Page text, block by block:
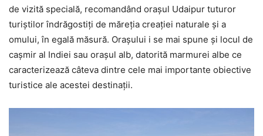
de vizită specială, recomandând orașul Udaipur tuturor
turiștilor îndrăgostiți de măreția creației naturale și a
omului, în egală măsură. Orașului i se mai spune și locul de
cașmir al Indiei sau orașul alb, datorită marmurei albe ce
caracterizează câteva dintre cele mai importante obiective
turistice ale acestei destinații.